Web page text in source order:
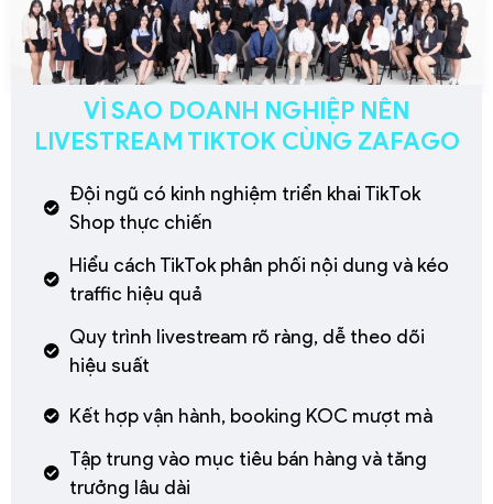
VÌ SAO DOANH NGHIỆP NÊN
LIVESTREAM TIKTOK CÙNG ZAFAGO
Đội ngũ có kinh nghiệm triển khai TikTok
Shop thực chiến
Hiểu cách TikTok phân phối nội dung và kéo
traffic hiệu quả
Quy trình livestream rõ ràng, dễ theo dõi
hiệu suất
Kết hợp vận hành, booking KOC mượt mà
Tập trung vào mục tiêu bán hàng và tăng
trưởng lâu dài